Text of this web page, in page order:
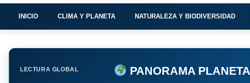
INICIO CLIMA Y PLANETA NATURALEZA Y BIODIVERSIDAD
LECTURA GLOBAL PANORAMA